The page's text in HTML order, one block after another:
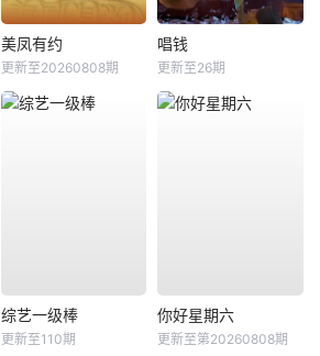
美凤有约
更新至20260808期
唱钱
更新至26期
综艺一级棒
更新至110期
你好星期六
更新至第20260808期